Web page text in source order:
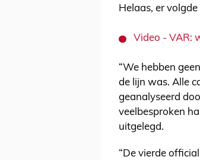
Helaas, er
Video - VAR:
“We hebben
de lijn was. Alle
geanalyseerd
veelbesproken
uitgelegd.
“De vierde